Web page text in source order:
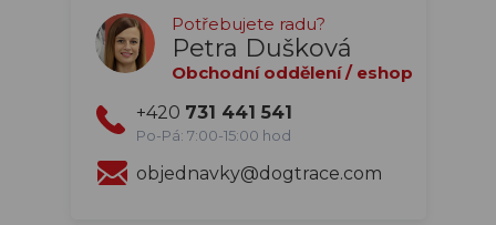
Potřebujete radu?
Petra Dušková
Obchodní oddělení / eshop
+420 731 441 541
Po-Pá: 7:00-15:00 hod
objednavky@dogtrace.com